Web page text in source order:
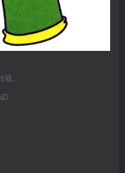
。